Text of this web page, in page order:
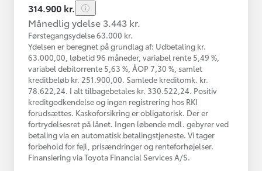
314.900 kr.
Månedlig ydelse 3.443 kr.
Førstegangsydelse 63.000 kr.
Ydelsen er beregnet på grundlag af: Udbetaling kr.
63.000,00, løbetid 96 måneder, variabel rente 5,49 %,
variabel debitorrente 5,63 %, ÅOP 7,30 %, samlet
kreditbeløb kr. 251.900,00. Samlede kreditomk. kr.
78.622,24. I alt tilbagebetales kr. 330.522,24. Positiv
kreditgodkendelse og ingen registrering hos RKI
forudsættes. Kaskoforsikring er obligatorisk. Der er
fortrydelsesret på lånet. Ingen løbende mdl. gebyrer ved
betaling via en automatisk betalingstjeneste. Vi tager
forbehold for fejl, prisændringer og renteforhøjelser.
Finansiering via Toyota Financial Services A/S.